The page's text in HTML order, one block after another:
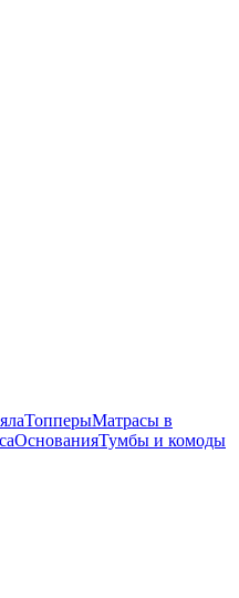
ТопперыМатрасы в
ОснованияТумбы и комоды